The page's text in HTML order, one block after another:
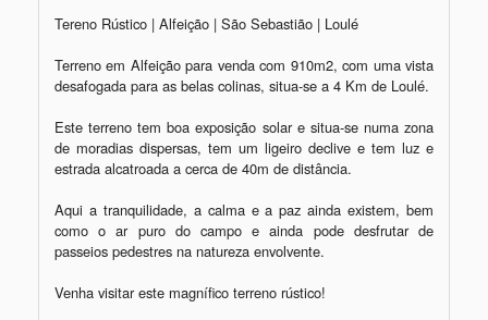
Tereno Rústico | Alfeição | São Sebastião | Loulé
Terreno em Alfeição para venda com 910m2, com uma vista
desafogada para as belas colinas, situa-se a 4 Km de Loulé.
Este terreno tem boa exposição solar e situa-se numa zona
de moradias dispersas, tem um ligeiro declive e tem luz e
estrada alcatroada a cerca de 40m de distância.
Aqui a tranquilidade, a calma e a paz ainda existem, bem
como o ar puro do campo e ainda pode desfrutar de
passeios pedestres na natureza envolvente.